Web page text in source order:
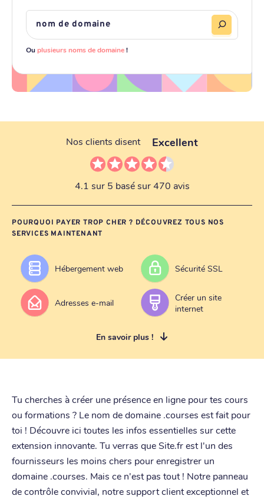
Ouplusieurs noms de domaine!
Nos clients disent Excellent
4.1 sur 5 basé sur 470 avis
POURQUOI PAYER TROP CHER ? DÉCOUVREZ TOUS NOS
SERVICES MAINTENANT
Hébergement web Sécurité SSL
Adresses e-mail
Créer un site
internet
En savoir plus !
Tu cherches à créer une présence en ligne pour tes cours
ou formations ? Le nom de domaine .courses est fait pour
toi ! Découvre ici toutes les infos essentielles sur cette
extension innovante. Tu verras que Site.fr est l'un des
fournisseurs les moins chers pour enregistrer un
domaine .courses. Mais ce n'est pas tout ! Notre panneau
de contrôle convivial, notre support client exceptionnel et